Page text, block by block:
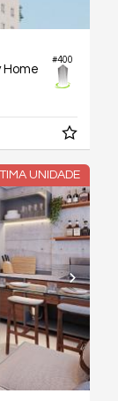
#400
UNIDADE